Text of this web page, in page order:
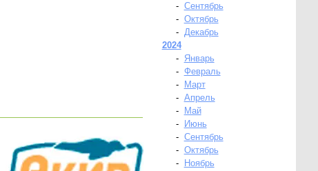
- Сентябрь
- Октябрь
- Декабрь
2024
-
Январь
- Февраль
-
Март
- Апрель
-
Май
-
Июнь
- Сентябрь
- Октябрь
-
Ноябрь